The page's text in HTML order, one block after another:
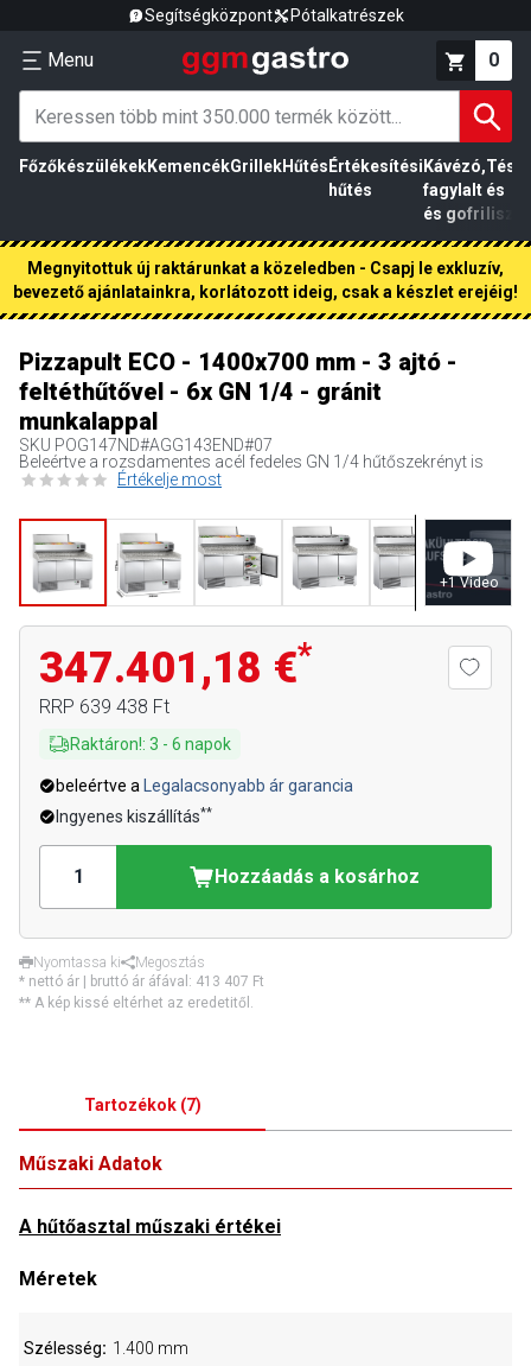
Segítségközpont Pótalkatrészek
Menu 0
FőzőkészülékekKemencékGrillekHűtés Értékesítési
hűtés
Kávézó,
fagylalt
és gofri
és
liszt
Megnyitottuk új raktárunkat a közeledben - Csapj le exkluzív,
bevezető ajánlatainkra, korlátozott ideig, csak a készlet erejéig!
Pizzapult ECO - 1400x700 mm - 3 ajtó -
feltéthűtővel - 6x GN 1/4 - gránit
munkalappal
SKU POG147ND#AGG143END#07
Beleértve a rozsdamentes acél fedeles GN 1/4 hűtőszekrényt is
Értékelje most
+1 Video
347.401,18 €*
RRP 639 438 Ft
Raktáron!: 3 - 6 napok
beleértve a
Legalacsonyabb ár garancia
Ingyenes kiszállítás**
Hozzáadás a kosárhoz
Nyomtassa ki
Megosztás
* nettó ár | bruttó ár áfával: 413 407 Ft
** A kép kissé eltérhet az eredetitől.
Tartozékok(7)
Műszaki Adatok
A hűtőasztal műszaki értékei
Méretek
Szélesség 1.400 mm